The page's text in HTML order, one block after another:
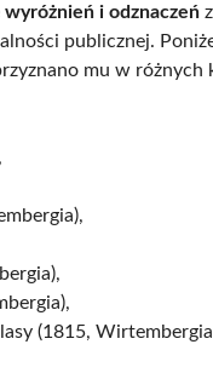
wyróżnień i odznaczeń
publicznej.
mu w różnych
(1815,